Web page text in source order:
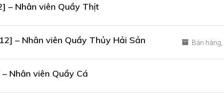
– Nhân viên Quầy Thịt
– Nhân viên Quầy Thủy Hải Sản Bán hàng
Nhân viên Quầy Cá